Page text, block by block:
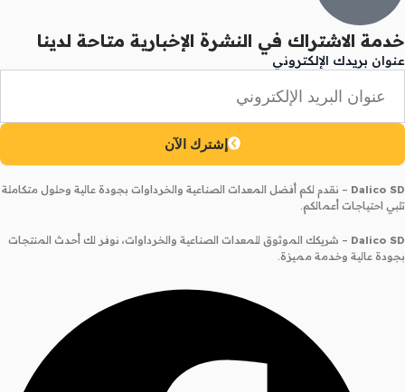
خدمة الاشتراك في النشرة الإخبارية متاحة لدينا
عنوان بريدك الإلكتروني
إشترك الآن
Dalico SD – نقدم لكم أفضل المعدات الصناعية والخرداوات بجودة عالية وحلول متكاملة
تلبي احتياجات أعمالكم.
Dalico SD – شريكك الموثوق للمعدات الصناعية والخرداوات، نوفر لك أحدث المنتجات
بجودة عالية وخدمة مميزة.